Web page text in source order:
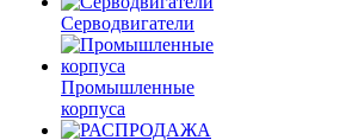
Cерводвигатели
Промышленные
корпуса